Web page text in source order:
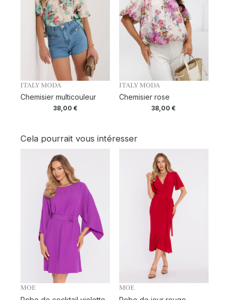
ITALY MODA
Chemisier multicouleur
38,00 €
ITALY MODA
Chemisier rose
38,00€
Cela pourrait vous intéresser
MOE MOE